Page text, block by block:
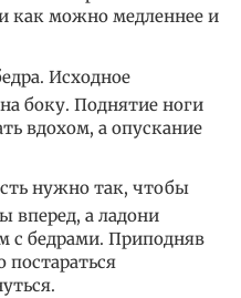
как можно медленнее и
Исходное
боку. Поднятие ноги
вдохом, а опускание
нужно так, чтобы
вперед, а ладони
с бедрами. Приподняв
постараться